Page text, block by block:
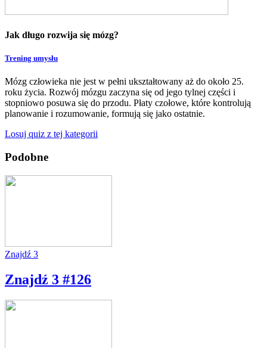
Jak długo rozwija się mózg?
Trening umysłu
Mózg człowieka nie jest w pełni ukształtowany aż do około 25.
roku życia. Rozwój mózgu zaczyna się od jego tylnej części i
stopniowo posuwa się do przodu. Płaty czołowe, które kontrolują
planowanie i rozumowanie, formują się jako ostatnie.
Losuj quiz z tej kategorii
Podobne
Znajdź 3
Znajdź 3 #126